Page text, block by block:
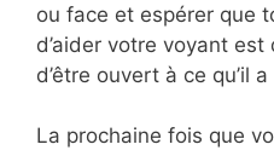
ou face et espérer que
d’aider votre voyant
d’être ouvert à ce qu’il
La prochaine fois que